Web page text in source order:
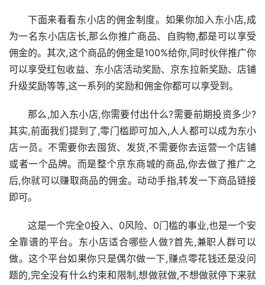
下面来看看东小店的佣金制度。如果你加入东小店,成
为一名东小店店长,那么你推广商品、自购物,都是可以享受
佣金的。其次,这个商品的佣金是100%给你,同时伙伴推广你
可以享受红包收益、东小店活动奖励、京东拉新奖励、店铺
升级奖励等等,这一系列的奖励和佣金你都可以享受到。
那么,加入东小店,你需要付出什么?需要前期投资多少?
其实,前面我们提到了,零门槛即可加入,人人都可以成为东小
店一员。不需要你去囤货、发货,不需要你去运营一个店铺
或者一个品牌。而是整个京东商城的商品,你去做了推广之
后,你就可以赚取商品的佣金。动动手指,转发一下商品链接
即可。
这是一个完全0投入、0风险、0门槛的事业,也是一个安
全靠谱的平台。东小店适合哪些人做?首先,兼职人群可以
做。这个平台如果你只是偶尔做一下,赚点零花钱还是没问
题的,完全没有什么约束和限制,想做就做,不想做就停下来就